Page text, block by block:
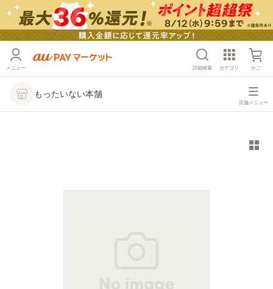
メニュー 詳細検索 カテゴリ かご
もったいない本舗
店舗メニュー